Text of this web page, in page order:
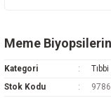
Meme
Kategori
Stok Kodu